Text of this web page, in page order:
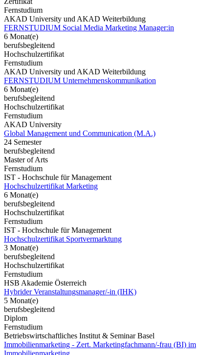
Fernstudium
AKAD University und AKAD Weiterbildung
FERNSTUDIUM Social Media Marketing Manager:in
6 Monat(e)
berufsbegleitend
Hochschulzertifikat
Fernstudium
AKAD University und AKAD Weiterbildung
FERNSTUDIUM Unternehmenskommunikation
6 Monat(e)
berufsbegleitend
Hochschulzertifikat
Fernstudium
AKAD University
Global Management und Communication (M.A.)
24 Semester
berufsbegleitend
Master of Arts
Fernstudium
IST - Hochschule für Management
Hochschulzertifikat Marketing
6 Monat(e)
berufsbegleitend
Hochschulzertifikat
Fernstudium
IST - Hochschule für Management
Hochschulzertifikat Sportvermarktung
3 Monat(e)
berufsbegleitend
Hochschulzertifikat
Fernstudium
HSB Akademie Österreich
Hybrider Veranstaltungsmanager/-in (IHK)
5 Monat(e)
berufsbegleitend
Diplom
Fernstudium
Betriebswirtschaftliches Institut & Seminar Basel
Immobilienmarketing - Zert. Marketingfachmann/-frau (BI) im